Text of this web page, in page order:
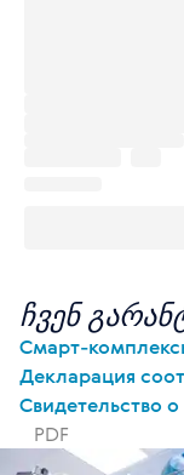
ჩვენ
Смарт-
Декларация
Свидетельство
PDF